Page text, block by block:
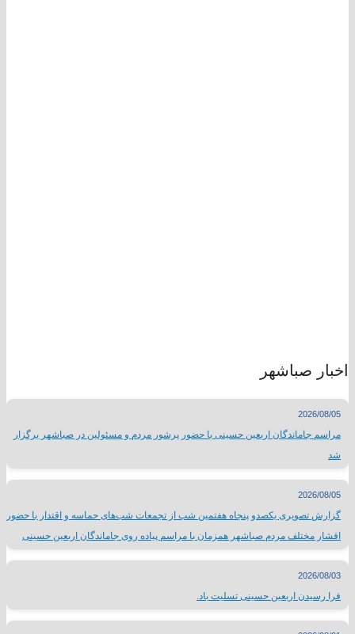
اخبار صباشهر
2026/08/05
مراسم جاماندگان اربعین حسینی با حضور پرشور مردم و مسئولین در صباشهر برگزار
شد
2026/08/05
گزارش تصویری یکصدو پنجاه هفتمین شب از تجمعات شب‌های حماسه و اقتدار با حضور
اقشار مختلف مردم صباشهر همزمان با مراسم پیاده روی جاماندگان اربعین حسینی
2026/08/03
فرا رسیدن اربعین حسینی تسلیت باد.